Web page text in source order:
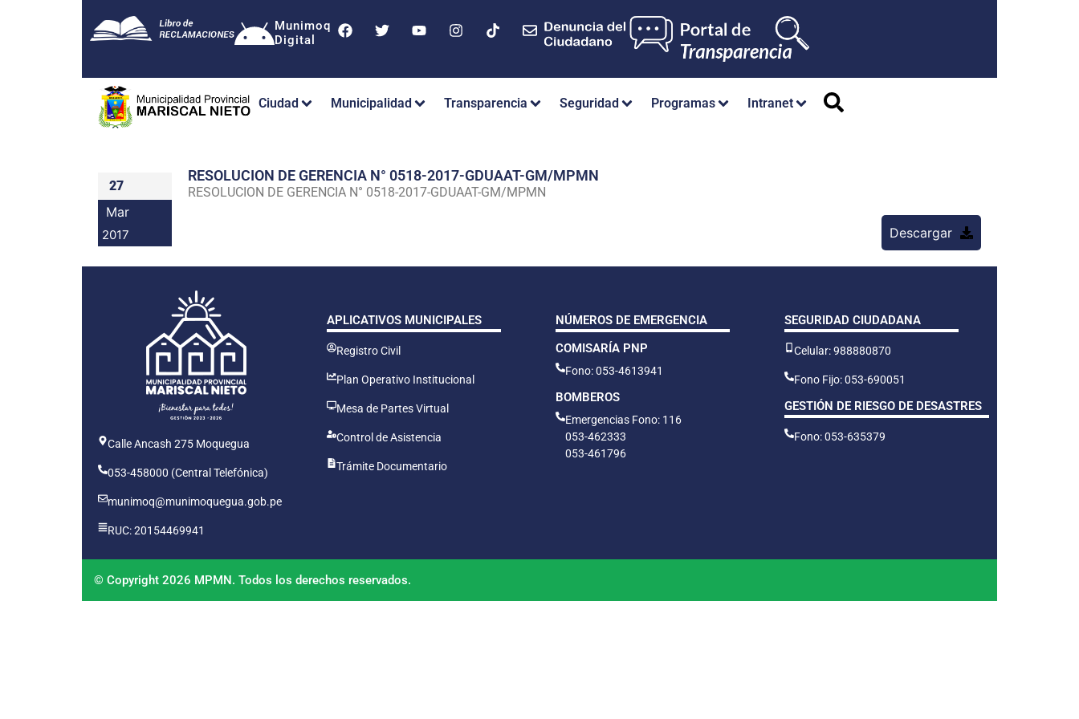
Munimoq
Digital
Ciudad Municipalidad Transparencia Seguridad Programas Intranet
27
Mar
2017
RESOLUCION DE GERENCIA N° 0518-2017-GDUAAT-GM/MPMN
RESOLUCION DE GERENCIA N° 0518-2017-GDUAAT-GM/MPMN
Descargar
Calle Ancash 275 Moquegua
053-458000 (Central Telefónica)
munimoq@munimoquegua.gob.pe
RUC: 20154469941
APLICATIVOS MUNICIPALES
Registro Civil
Plan Operativo Institucional
Mesa de Partes Virtual
Control de Asistencia
Trámite Documentario
NÚMEROS DE EMERGENCIA
COMISARÍA PNP
Fono: 053-4613941
BOMBEROS
Emergencias Fono: 116
053-462333
053-461796
SEGURIDAD CIUDADANA
Celular: 988880870
Fono Fijo: 053-690051
GESTIÓN DE RIESGO DE DESASTRES
Fono: 053-635379
© Copyright 2026 MPMN. Todos los derechos reservados.